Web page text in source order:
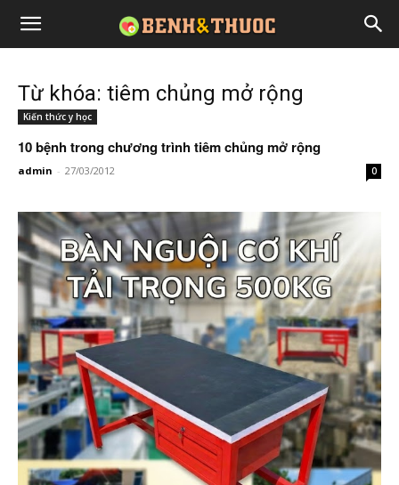
Từ khóa: tiêm chủng mở rộng
Kiến thức y học
10 bệnh trong chương trình tiêm chủng mở rộng
admin - 27/03/2012 0